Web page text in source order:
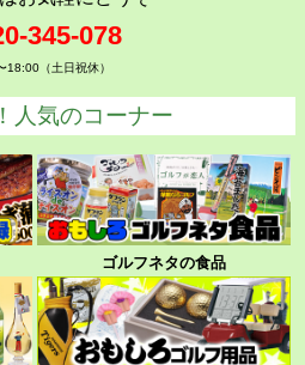
345-078
18:00（土日祝休）
人気のコーナー
ゴルフネタの食品